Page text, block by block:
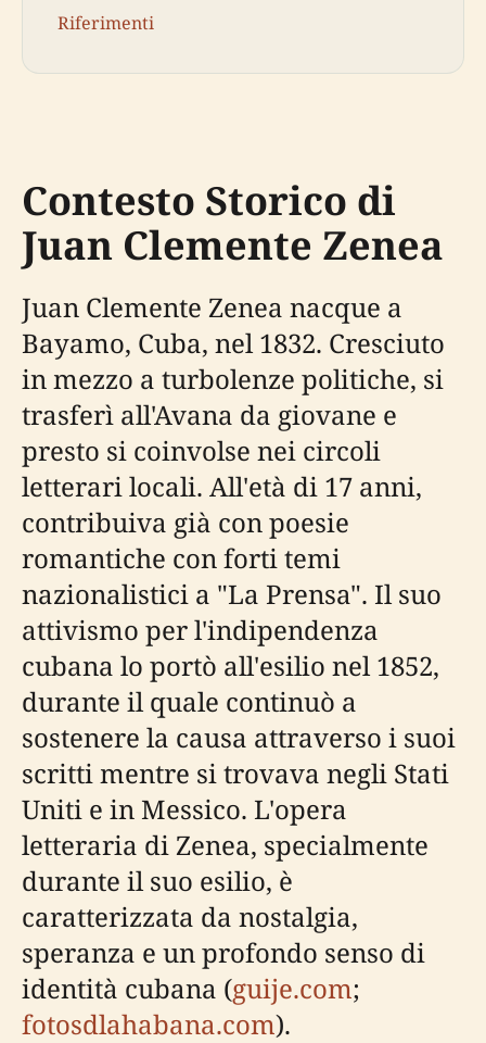
Riferimenti
Contesto Storico di
Juan Clemente Zenea
Juan Clemente Zenea nacque a
Bayamo, Cuba, nel 1832. Cresciuto
in mezzo a turbolenze politiche, si
trasferì all'Avana da giovane e
presto si coinvolse nei circoli
letterari locali. All'età di 17 anni,
contribuiva già con poesie
romantiche con forti temi
nazionalistici a "La Prensa". Il suo
attivismo per l'indipendenza
cubana lo portò all'esilio nel 1852,
durante il quale continuò a
sostenere la causa attraverso i suoi
scritti mentre si trovava negli Stati
Uniti e in Messico. L'opera
letteraria di Zenea, specialmente
durante il suo esilio, è
caratterizzata da nostalgia,
speranza e un profondo senso di
identità cubana (guije.com;
fotosdlahabana.com).